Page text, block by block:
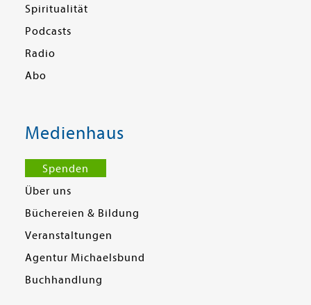
Spiritualität
Podcasts
Radio
Abo
Medienhaus
Spenden
Über uns
Büchereien & Bildung
Veranstaltungen
Agentur Michaelsbund
Buchhandlung